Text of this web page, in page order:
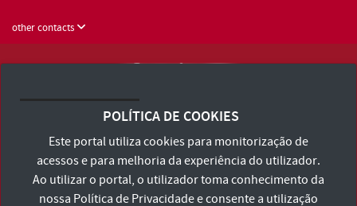
other contacts
Terms and Conditions and Privacy Policy
Accessibility Statement
POLÍTICA DE COOKIES
Este portal utiliza cookies para monitorização de
acessos e para melhoria da experiência do utilizador.
Ao utilizar o portal, o utilizador toma conhecimento da
nossa Política de Privacidadee consente a utilização